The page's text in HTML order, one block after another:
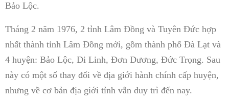
Bảo Lộc.
Tháng 2 năm 1976, 2 tỉnh Lâm Đồng và Tuyên Đức hợp
nhất thành tỉnh Lâm Đồng mới, gồm thành phố Đà Lạt và
4 huyện: Bảo Lộc, Di Linh, Đơn Dương, Đức Trọng. Sau
này có một số thay đổi về địa giới hành chính cấp huyện,
nhưng về cơ bản địa giới tỉnh vẫn duy trì đến nay.